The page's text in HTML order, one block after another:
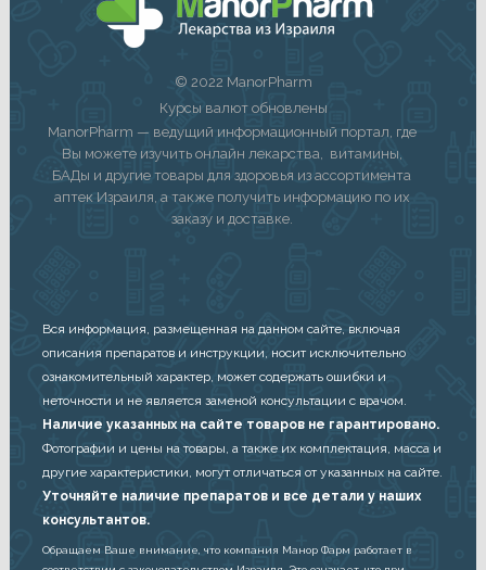
© 2022 ManorPharm
Курсы валют обновлены
ManorPharm — ведущий информационный портал, где
Вы можете изучить онлайн лекарства, витамины,
БАДы и другие товары для здоровья из ассортимента
аптек Израиля, а также получить информацию по их
заказу и доставке.
Вся информация, размещенная на данном сайте, включая
описания препаратов и инструкции, носит исключительно
ознакомительный характер, может содержать ошибки и
неточности и не является заменой консультации с врачом.
Наличие указанных на сайте товаров не гарантировано.
Фотографии и цены на товары, а также их комплектация, масса и
другие характеристики, могут отличаться от указанных на сайте.
Уточняйте наличие препаратов и все детали у наших
консультантов.
Обращаем Ваше внимание, что компания Манор Фарм работает в